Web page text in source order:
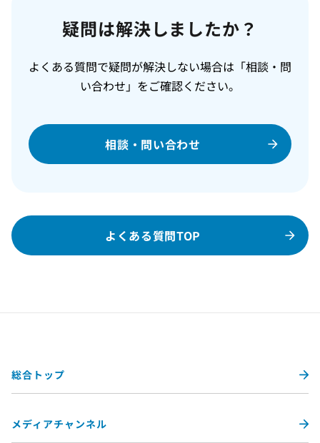
疑問は解決しましたか？
よくある質問で疑問が解決しない場合は「相談・問
い合わせ」をご確認ください。
相談・問い合わせ
よくある質問TOP
総合トップ
メディアチャンネル